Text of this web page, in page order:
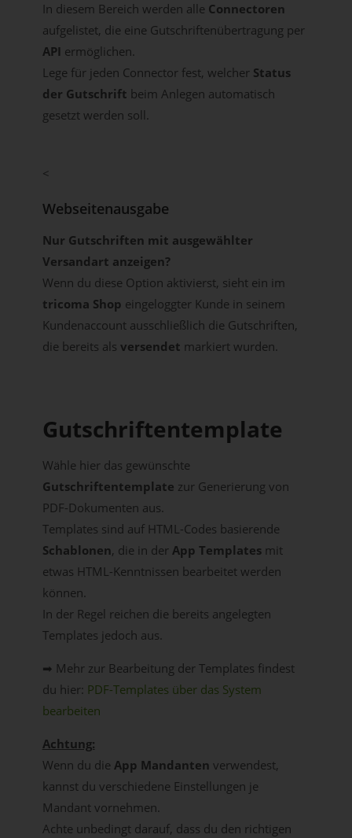
In diesem Bereich werden alle Connectoren
aufgelistet, die eine Gutschriftenübertragung per
API ermöglichen.
Lege für jeden Connector fest, welcher Status
der Gutschrift beim Anlegen automatisch
gesetzt werden soll.
<
Webseitenausgabe
Nur Gutschriften mit ausgewählter
Versandart anzeigen?
Wenn du diese Option aktivierst, sieht ein im
tricoma Shop eingeloggter Kunde in seinem
Kundenaccount ausschließlich die Gutschriften,
die bereits als versendet markiert wurden.
Gutschriftentemplate
Wähle hier das gewünschte
Gutschriftentemplate zur Generierung von
PDF-Dokumenten aus.
Templates sind auf HTML-Codes basierende
Schablonen, die in der App Templatesmit
etwas HTML-Kenntnissen bearbeitet werden
können.
In der Regel reichen die bereits angelegten
Templates jedoch aus.
➡ Mehr zur Bearbeitung der Templates findest
du hier: PDF-Templates über das System
bearbeiten
Achtung:
Wenn du die App Mandanten verwendest,
kannst du verschiedene Einstellungen je
Mandant vornehmen.
Achte unbedingt darauf, dass du den richtigen